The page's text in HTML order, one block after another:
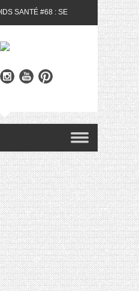
SANTÉ #68 : SE
DE MAI 2024 FEAT.
: MEAL PREP &
MY LITTLE &
D’AVRIL 2024
SANTÉ #67 : L’AVIS
QUE LA VIE DES
MY LITTLE &
DE FÉVRIER ET
DU MOIS
#34 : IDÉES